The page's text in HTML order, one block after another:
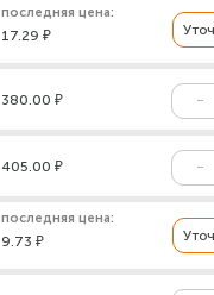
последняя цена:
17.29 ₽
380.00 ₽
405.00 ₽
последняя цена:
9.73 ₽